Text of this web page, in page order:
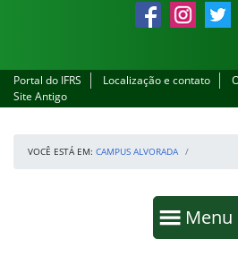
FacebookInstagramTwitter
Portal do IFRS Localização e contato
Site Antigo
VOCÊ ESTÁ EM: CAMPUS ALVORADA
Mostrar
Menu